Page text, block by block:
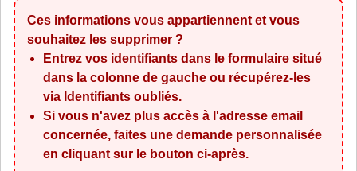
Ces informations vous appartiennent et vous
souhaitez les supprimer ?
Entrez vos identifiants dans le formulaire situé
dans la colonne de gauche ou récupérez-les
via Identifiants oubliés.
Si vous n'avez plus accès à l'adresse email
concernée, faites une demande personnalisée
en cliquant sur le bouton ci-après.